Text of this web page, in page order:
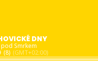
DNY
Smrkem
(8) (GMT+02:00)